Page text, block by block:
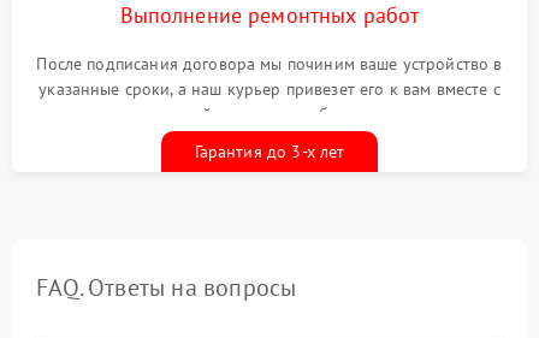
Выполнение ремонтных работ
После подписания договора мы починим ваше устройство в
указанные сроки, а наш курьер привезет его к вам вместе с
гарантийным талоном бесплатно
Гарантия до 3-х лет
FAQ. Ответы на вопросы